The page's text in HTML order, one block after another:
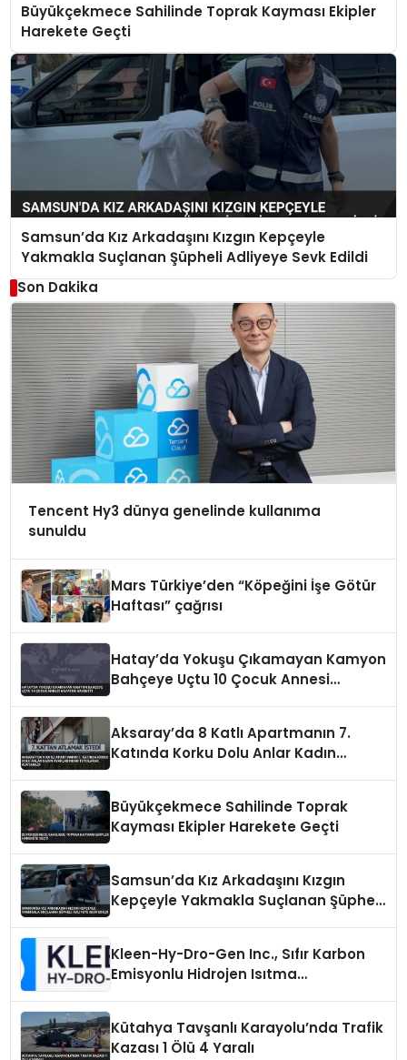
Büyükçekmece Sahilinde Toprak Kayması Ekipler
Harekete Geçti
Samsun’da Kız Arkadaşını Kızgın Kepçeyle
Yakmakla Suçlanan Şüpheli Adliyeye Sevk Edildi
Son Dakika
Tencent Hy3 dünya genelinde kullanıma
sunuldu
Mars Türkiye’den “Köpeğini İşe Götür
Haftası” çağrısı
Hatay’da Yokuşu Çıkamayan Kamyon
Bahçeye Uçtu 10 Çocuk Annesi
Aksaray’da 8 Katlı Apartmanın 7.
Katında Korku Dolu Anlar Kadın
Büyükçekmece Sahilinde Toprak
Kayması Ekipler Harekete Geçti
Samsun’da Kız Arkadaşını Kızgın
Kepçeyle Yakmakla Suçlanan Şüpheli
Kleen-Hy-Dro-Gen Inc., Sıfır Karbon
Emisyonlu Hidrojen Isıtma
Kütahya Tavşanlı Karayolu’nda Trafik
Kazası 1 Ölü 4 Yaralı